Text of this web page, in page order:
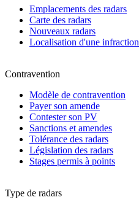
Emplacements des radars
Carte des radars
Nouveaux radars
Localisation d'une infraction
Contravention
Modèle de contravention
Payer son amende
Contester son PV
Sanctions et amendes
Tolérance des radars
Législation des radars
Stages permis à points
Type de radars